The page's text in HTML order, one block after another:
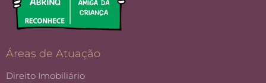
Áreas de Atuação
Direito Imobiliário